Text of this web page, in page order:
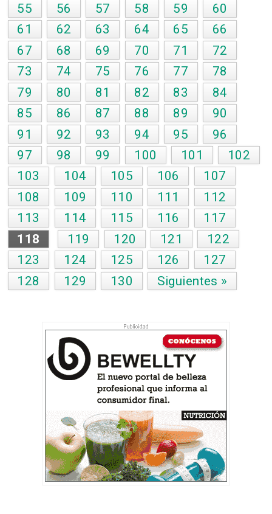
55
56 57 58 59
60
61
62 63 64 65
66
67
68 69 70 71
72
73
74 75 76 77
78
79
80 81 82 83
84
85
86 87 88 89
90
91
92 93 94 95
96
97
98 99 100 101
102
103
104 105 106
107
108
109 110 111
112
113
114 115 116
117
118
119 120 121
122
123
124 125 126
127
128
129 130 Siguientes »